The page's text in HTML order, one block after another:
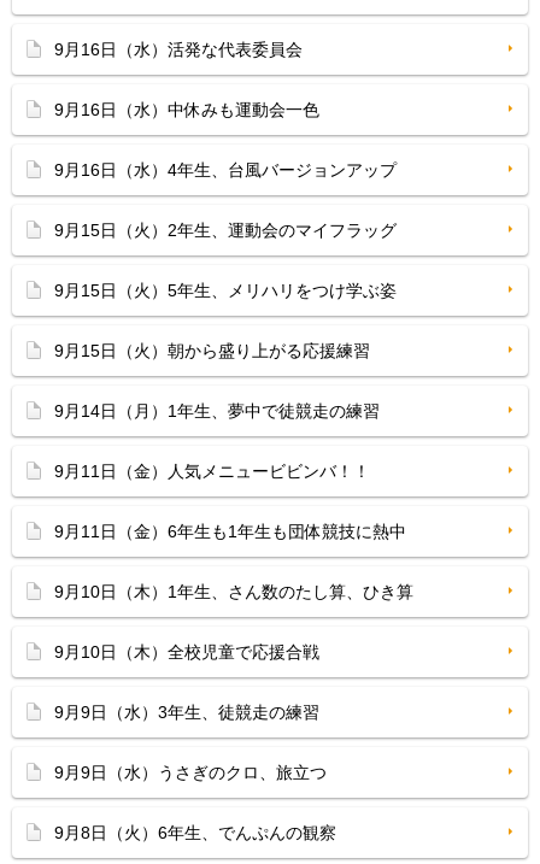
9月16日（水）活発な代表委員会
9月16日（水）中休みも運動会一色
9月16日（水）4年生、台風バージョンアップ
9月15日（火）2年生、運動会のマイフラッグ
9月15日（火）5年生、メリハリをつけ学ぶ姿
9月15日（火）朝から盛り上がる応援練習
9月14日（月）1年生、夢中で徒競走の練習
9月11日（金）人気メニュービビンバ！！
9月11日（金）6年生も1年生も団体競技に熱中
9月10日（木）1年生、さん数のたし算、ひき算
9月10日（木）全校児童で応援合戦
9月9日（水）3年生、徒競走の練習
9月9日（水）うさぎのクロ、旅立つ
9月8日（火）6年生、でんぷんの観察